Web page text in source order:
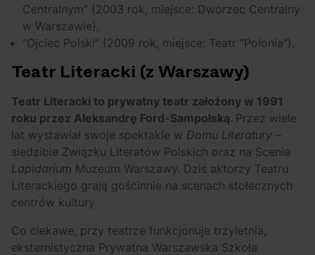
Centralnym” (2003 rok, miejsce: Dworzec Centralny
w Warszawie),
“Ojciec Polski” (2009 rok, miejsce: Teatr “Polonia”).
Teatr Literacki (z Warszawy)
Teatr Literacki to prywatny teatr założony w 1991
roku przez Aleksandrę Ford-Sampolską. Przez wiele
lat wystawiał swoje spektakle w Domu Literatury –
siedzibie Związku Literatów Polskich oraz na Scenie
Lapidarium Muzeum Warszawy. Dziś aktorzy Teatru
Literackiego grają gościnnie na scenach stołecznych
centrów kultury.
Co ciekawe, przy teatrze funkcjonuje trzyletnia,
eksternistyczna Prywatna Warszawska Szkoła